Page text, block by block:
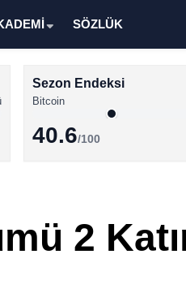
Altcoin
SÖZLÜK
Sezon Endeksi
Bitcoin
40.6/100
2